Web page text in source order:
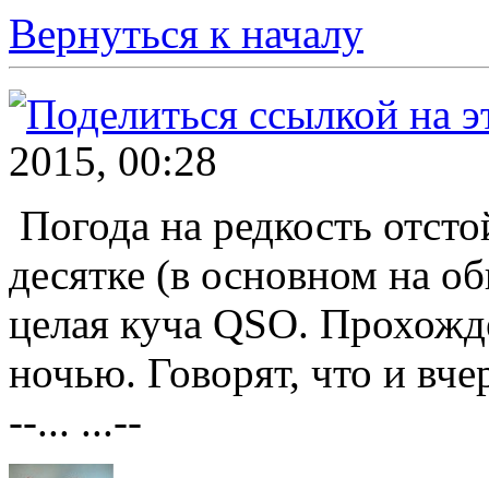
Вернуться к началу
2015, 00:28
Погода на редкость
десятке (в основном на
целая куча QSO.
ночью. Говорят, что и
--... ...--